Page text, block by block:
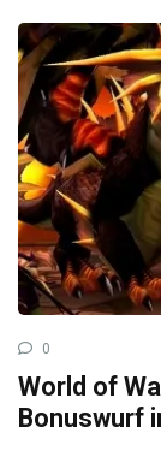
0
World of
Bonuswurf